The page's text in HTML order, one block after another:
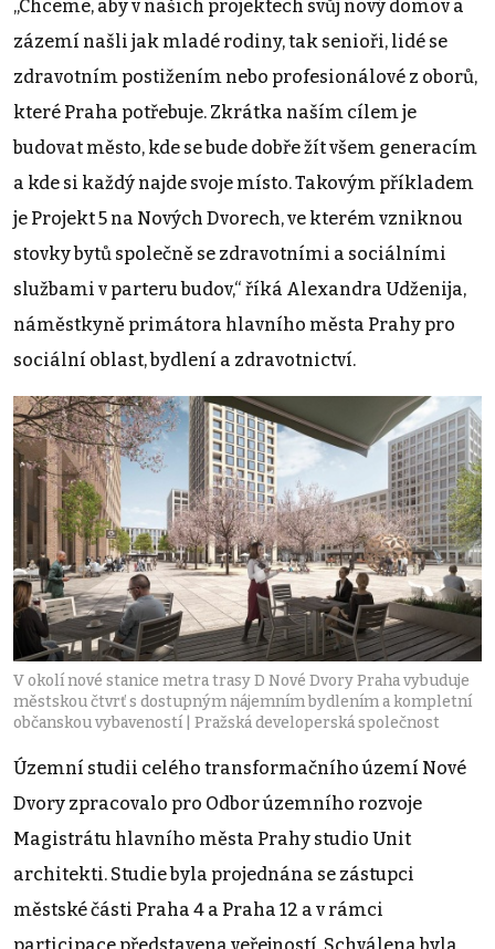
„Chceme, aby v našich projektech svůj nový domov a
zázemí našli jak mladé rodiny, tak senioři, lidé se
zdravotním postižením nebo profesionálové z oborů,
které Praha potřebuje. Zkrátka naším cílem je
budovat město, kde se bude dobře žít všem generacím
a kde si každý najde svoje místo. Takovým příkladem
je Projekt 5 na Nových Dvorech, ve kterém vzniknou
stovky bytů společně se zdravotními a sociálními
službami v parteru budov,“ říká Alexandra Udženija,
náměstkyně primátora hlavního města Prahy pro
sociální oblast, bydlení a zdravotnictví.
V okolí nové stanice metra trasy D Nové Dvory Praha vybuduje
městskou čtvrť s dostupným nájemním bydlením a kompletní
občanskou vybaveností | Pražská developerská společnost
Územní studii celého transfor­mačního území Nové
Dvory zpracovalo pro Odbor územního rozvoje
Magistrátu hlavního města Prahy studio Unit
architekti. Studie byla projednána se zástupci
městské části Praha 4 a Praha 12 a v rámci